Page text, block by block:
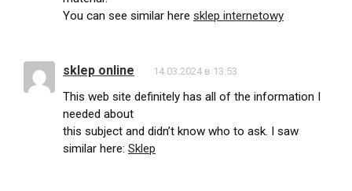
You can see similar here sklep internetowy
sklep online 14.03.2024 в 13:53
This web site definitely has all of the information I
needed about
this subject and didn’t know who to ask. I saw
similar here: Sklep